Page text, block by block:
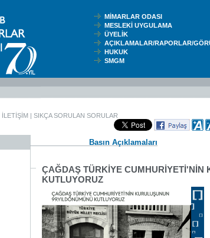
MİMARLAR ODASI
MESLEKİ UYGULAMA
ÜYELİK
AÇIKLAMALAR/RAPORLAR/
HUKUK
SMGM
İLETİŞİM | SIKÇA SORULAN SORULAR
Basın Açıklamaları
ÇAĞDAŞ TÜRKİYE CUMHURİYETİ'NİN
KUTLUYORUZ